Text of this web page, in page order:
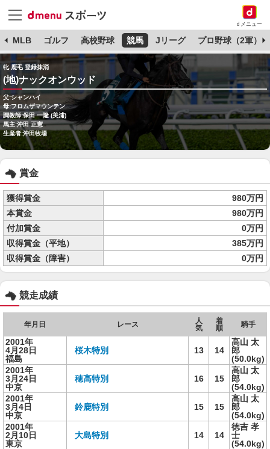
dメニュー
MLB ゴルフ 高校野球 競馬 Jリーグ プロ野球（2軍）
牝 鹿毛 登録抹消
(地)ナックオンウッド
父:シャンハイ
母:フロムザマウンテン
調教師:保田 一隆 (美浦)
馬主:沖田 正憲
生産者:沖田牧場
賞金
獲得賞金
980万円
本賞金
980万円
付加賞金
0万円
収得賞金（平地）
385万円
収得賞金（障害）
0万円
競走成績
年月日 レース
人
気
着
順
騎手
2001年
4月28日
福島
桜木特別 13 14
高山 太
郎
(50.0kg)
2001年
3月24日
中京
穂高特別 16 15
高山 太
郎
(54.0kg)
2001年
3月4日
中京
鈴鹿特別 15 15
高山 太
郎
(54.0kg)
2001年
2月10日
東京
大島特別 14 14
徳吉 孝
士
(54.0kg)